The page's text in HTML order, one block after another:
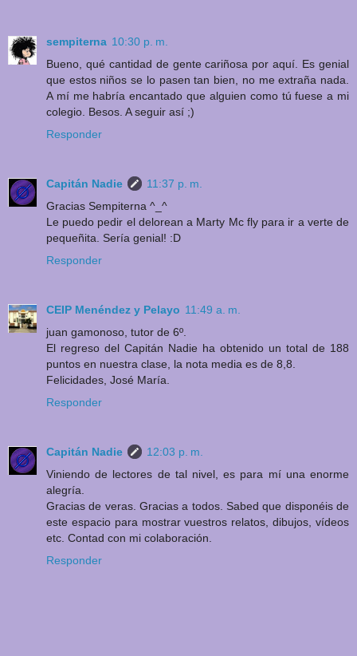
sempiterna 10:30 p. m.
Bueno, qué cantidad de gente cariñosa por aquí. Es genial
que estos niños se lo pasen tan bien, no me extraña nada.
A mí me habría encantado que alguien como tú fuese a mi
colegio. Besos. A seguir así ;)
Responder
Capitán Nadie
11:37 p. m.
Gracias Sempiterna ^_^
Le puedo pedir el delorean a Marty Mc fly para ir a verte de
pequeñita. Sería genial! :D
Responder
CEIP Menéndez y Pelayo 11:49 a. m.
juan gamonoso, tutor de 6º.
El regreso del Capitán Nadie ha obtenido un total de 188
puntos en nuestra clase, la nota media es de 8,8.
Felicidades, José María.
Responder
Capitán Nadie
12:03 p. m.
Viniendo de lectores de tal nivel, es para mí una enorme
alegría.
Gracias de veras. Gracias a todos. Sabed que disponéis de
este espacio para mostrar vuestros relatos, dibujos, vídeos
etc. Contad con mi colaboración.
Responder